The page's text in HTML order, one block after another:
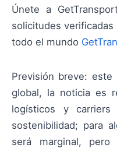
Únete a
solicitudes
todo el mundo
Previsión breve:
global, la noticia es
logísticos y
sostenibilidad; para
será marginal,